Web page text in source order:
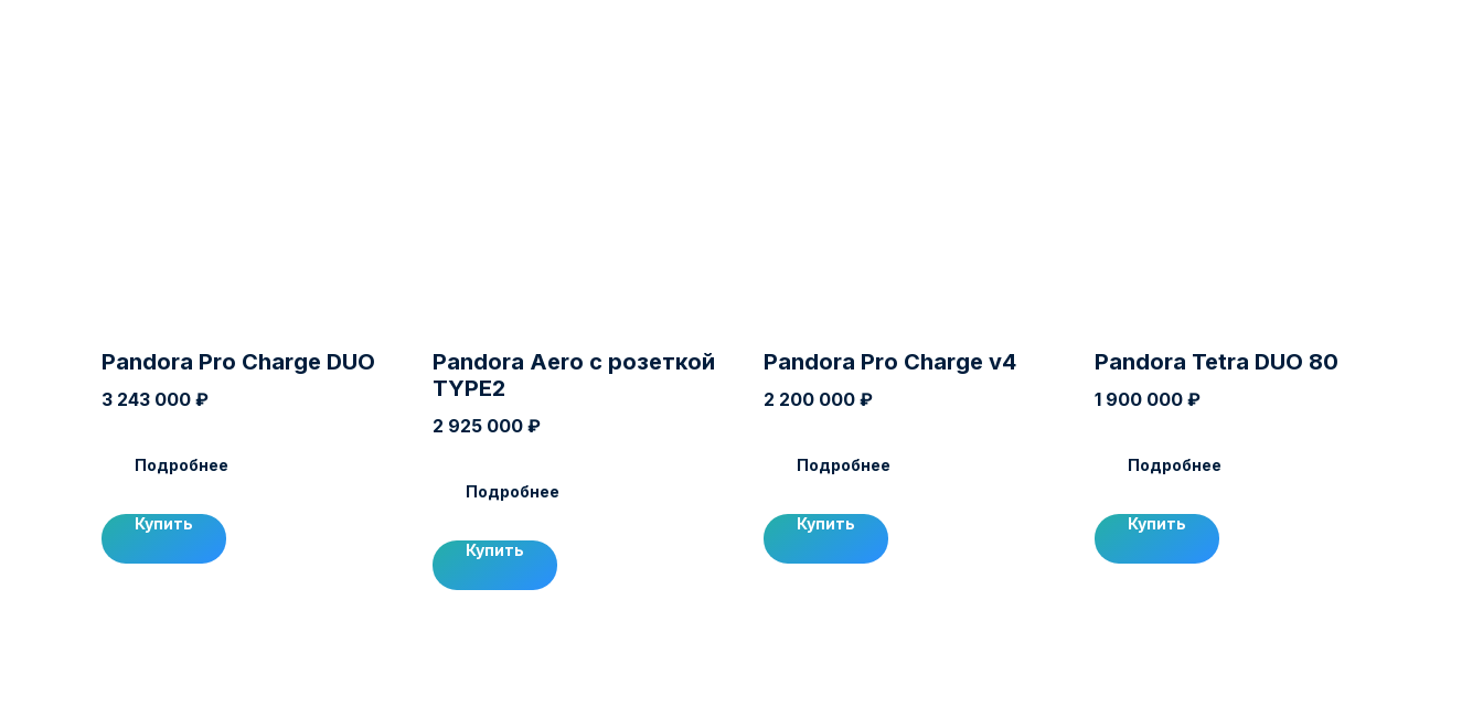
Pandora Pro Charge DUO
3 243 000 ₽
Подробнее
Купить
Pandora Aero с розеткой
TYPE2
2 925 000 ₽
Подробнее
Купить
Pandora Pro Charge v4
2 200 000 ₽
Подробнее
Купить
Pandora Tetra DUO 80
1 900 000 ₽
Подробнее
Купить